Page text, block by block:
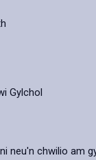
Gylchol
neu'n chwilio am